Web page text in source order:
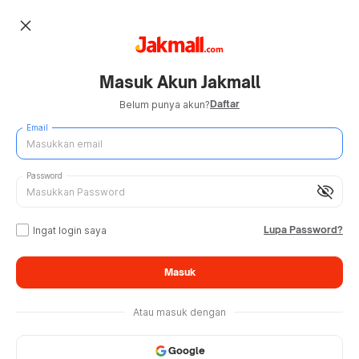
close
Masuk Akun Jakmall
Belum punya akun?Daftar
Email
visibility_off
Password
Ingat login saya Lupa Password?
Masuk
Atau masuk dengan
Google